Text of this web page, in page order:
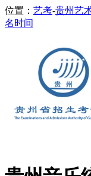
位置： 艺考-贵州艺
名时间